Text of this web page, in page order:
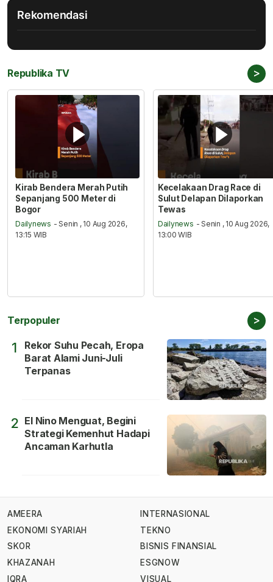
Rekomendasi
Republika TV >
Kirab Bendera Merah Putih
Sepanjang 500 Meter di
Bogor
Dailynews - Senin , 10 Aug 2026,
13:15 WIB
Kecelakaan Drag Race di
Sulut Delapan Dilaporkan
Tewas
Dailynews - Senin , 10 Aug 2026,
13:00 WIB
Terpopuler >
1
Rekor Suhu Pecah, Eropa
Barat Alami Juni-Juli
Terpanas
2 El Nino Menguat, Begini
Strategi Kemenhut Hadapi
Ancaman Karhutla
AMEERA
EKONOMI SYARIAH
SKOR
KHAZANAH
IQRA
INTERNASIONAL
TEKNO
BISNIS FINANSIAL
ESGNOW
VISUAL